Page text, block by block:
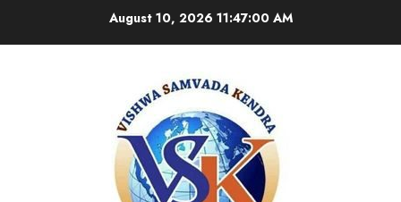
August 10, 202611:47:01 AM